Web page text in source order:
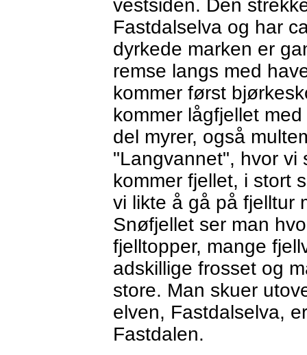
vestsiden. Den
Fastdalselva og har
dyrkede marken er
remse langs med
kommer først
kommer lågfjellet
del myrer, også
"Langvannet", hvor vi
kommer fjellet, i stort
vi likte å gå på fjelltur
Snøfjellet ser man
fjelltopper, mange
adskillige frosset og
store. Man skuer
elven, Fastdalselva,
Fastdalen.